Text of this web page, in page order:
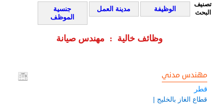
تصنيف
البحث
الوظيفة مدينة العمل
جنسية
الموظف
وظائف خالية : مهندس صيانة
مهندس مدني
قطر
قطاع الغاز بالخليج |